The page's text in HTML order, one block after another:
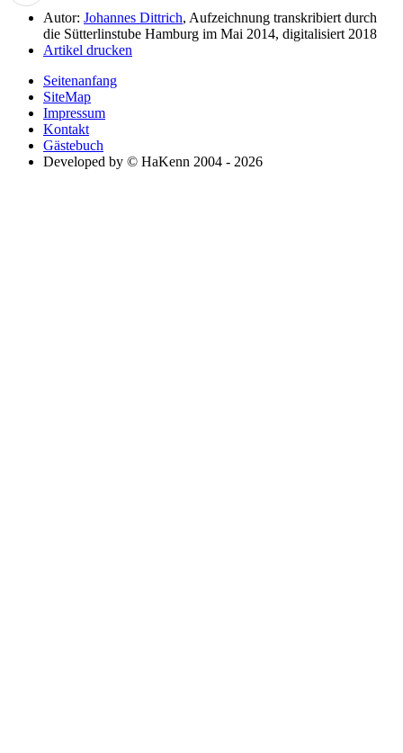
Autor: Johannes Dittrich, Aufzeichnung transkribiert durch
die Sütterlinstube Hamburg im Mai 2014, digitalisiert 2018
Artikel drucken
Seitenanfang
SiteMap
Impressum
Kontakt
Gästebuch
Developed by © HaKenn 2004 - 2026